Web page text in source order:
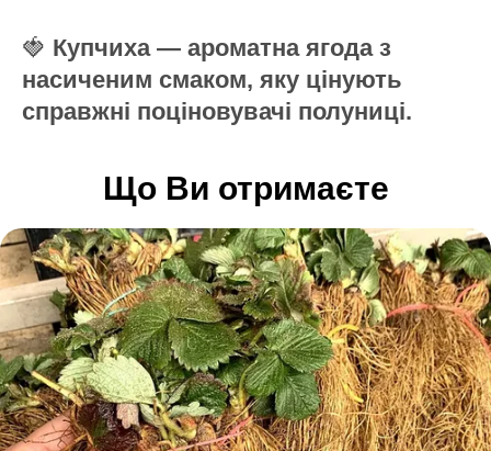
🍓 Купчиха — ароматна ягода з
насиченим смаком, яку цінують
справжні поціновувачі полуниці.
Що Ви отримаєте